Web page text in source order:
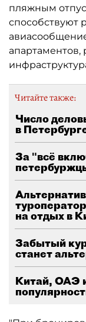
пляжным
способствуют
апартаментов,
Читайте также:
Число
в
За "всё
на отдых в
Забытый
станет
Китай, ОАЭ